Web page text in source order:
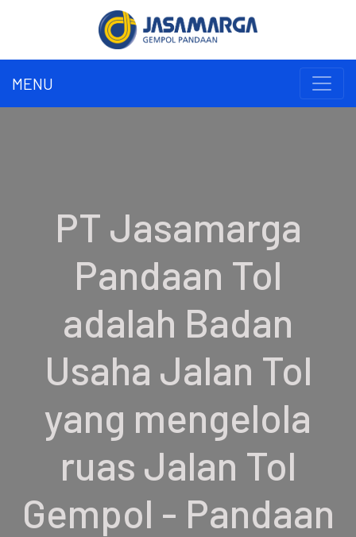
MENU
PT Jasamarga
Pandaan Tol
adalah Badan
Usaha Jalan Tol
yang mengelola
ruas Jalan Tol
Gempol - Pandaan